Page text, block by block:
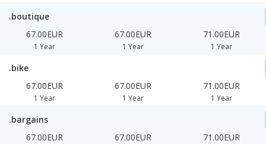
.boutique
67.00EUR
1 Year
67.00EUR
1 Year
71.00EUR
1 Year
.bike
67.00EUR
1 Year
67.00EUR
1 Year
71.00EUR
1 Year
.bargains
67.00EUR
67.00EUR 71.00EUR